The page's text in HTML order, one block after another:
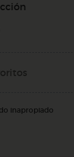
inapropiado